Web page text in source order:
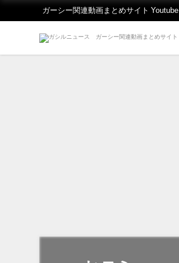
ガーシー関連動画まとめサイト Youtube